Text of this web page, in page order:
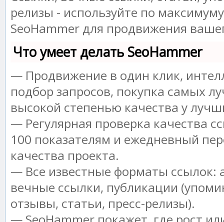
релизы - используйте по
SeoHammer для продвижения
Что умеет делать SeoHammer
— Продвижение в один клик,
подбор запросов, покупка самых
высокой степенью качества у
— Регулярная проверка качества
100 показателям и ежедневный
качества проекта.
— Все известные форматы ссылок:
вечные ссылки, публикации
отзывы, статьи, пресс-релизы).